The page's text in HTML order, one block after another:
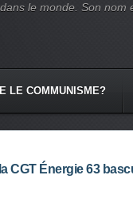
le monde. Son nom
LE COMMUNISME?
CGT Énergie 63